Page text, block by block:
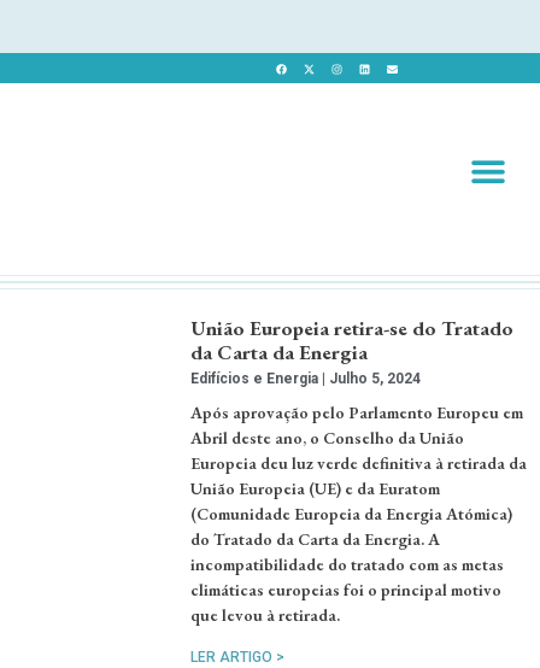
União Europeia retira-se do Tratado
da Carta da Energia
Edifícios e Energia Julho 5, 2024
Após aprovação pelo Parlamento Europeu em
Abril deste ano, o Conselho da União
Europeia deu luz verde definitiva à retirada da
União Europeia (UE) e da Euratom
(Comunidade Europeia da Energia Atómica)
do Tratado da Carta da Energia. A
incompatibilidade do tratado com as metas
climáticas europeias foi o principal motivo
que levou à retirada.
LER ARTIGO >